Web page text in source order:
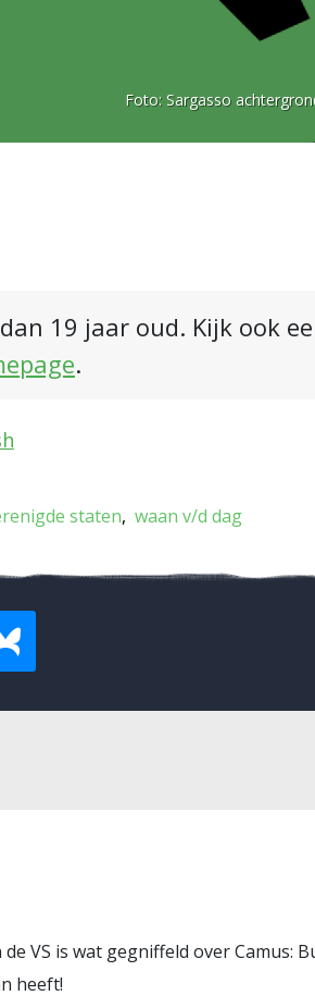
Foto: Sargasso
19 jaar oud. Kijk ook
.
staten waan v/d dag
VS is wat gegniffeld over Camus:
heeft!